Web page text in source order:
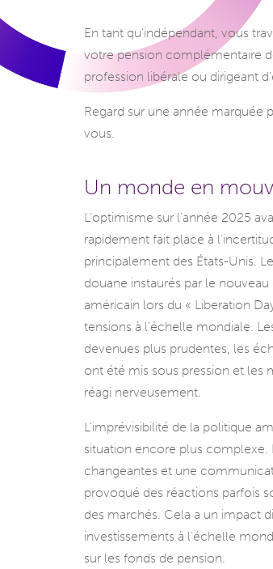
En tant qu’indépendant, vous
votre pension complémentaire
profession libérale ou dirigeant
Regard sur une année marquée
vous.
Un monde en
L’optimisme sur l’année 2025
rapidement fait place à
principalement des États-Unis.
douane instaurés par le
américain lors du « Liberation
tensions à l’échelle mondiale.
devenues plus prudentes, les
ont été mis sous pression et les
réagi nerveusement.
L’imprévisibilité de la politique
situation encore plus complexe.
changeantes et une
provoqué des réactions parfois
des marchés. Cela a un impact
investissements à l’échelle
sur les fonds de pension.